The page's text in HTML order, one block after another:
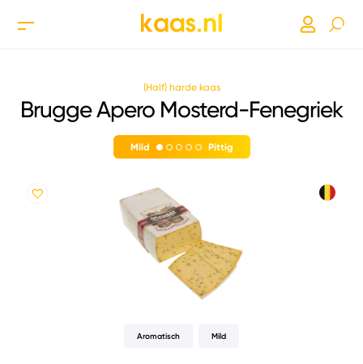
(Half) harde kaas
Brugge Apero Mosterd-Fenegriek
Mild Pittig
Aromatisch Mild